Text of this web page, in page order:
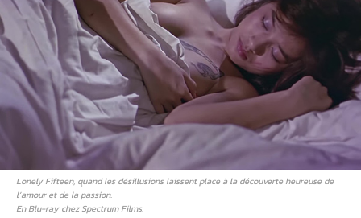
Lonely Fifteen, quand les désillusions laissent place à la découverte heureuse de
l’amour et de la passion.
En Blu-ray chez Spectrum Films.